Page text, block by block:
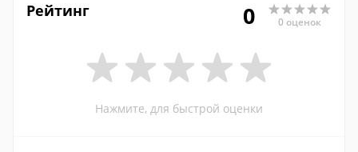
Рейтинг 0 0 оценок
Нажмите, для быстрой оценки